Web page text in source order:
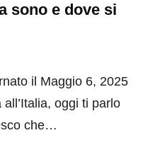
sono e dove si
il Maggio 6, 2025
all’Italia, oggi ti parlo
che…